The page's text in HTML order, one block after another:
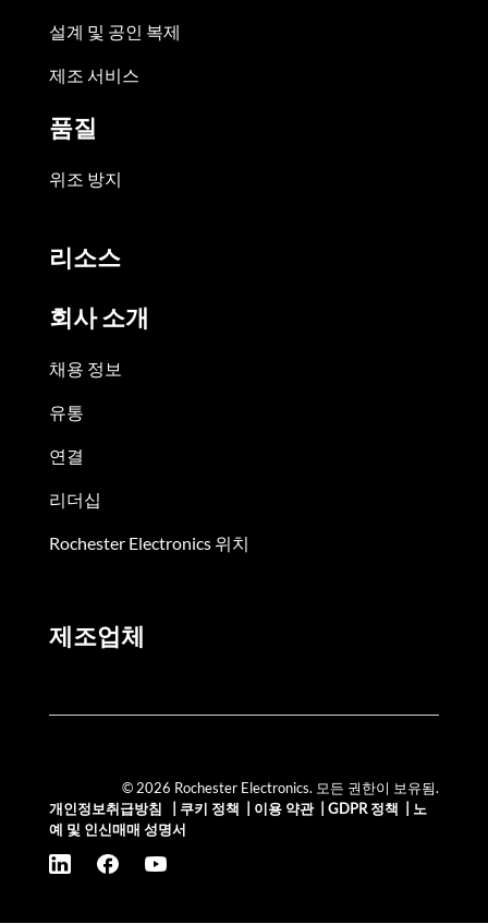
설계 및 공인 복제
제조 서비스
품질
위조 방지
리소스
회사 소개
채용 정보
유통
연결
리더십
Rochester Electronics 위치
제조업체
© 2026 Rochester Electronics. 모든 권한이 보유됨.
개인정보취급방침
쿠키 정책 이용 약관| GDPR 정책
노
예 및 인신매매 성명서